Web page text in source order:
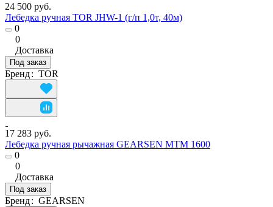
24 500 руб.
Лебедка ручная TOR JHW-1 (г/п 1,0т, 40м)
0
0
Доставка
Под заказ
Бренд: TOR
17 283 руб.
Лебедка ручная рычажная GEARSEN MTM 1600
0
0
Доставка
Под заказ
Бренд: GEARSEN